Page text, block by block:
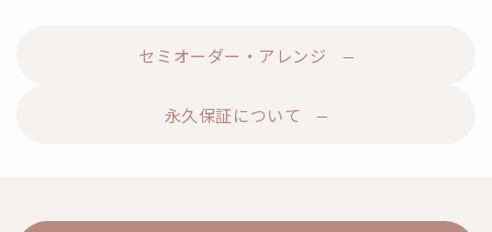
セミオーダー・アレンジ
永久保証について